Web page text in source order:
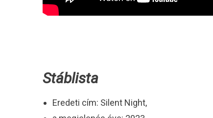
Stáblista
Eredeti cím: Silent Night,